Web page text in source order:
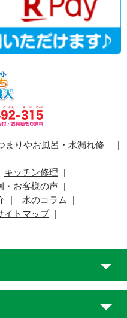
まりやお風呂・水漏れ修
キッチン修理
・お客様の声
水のコラム
イトマップ